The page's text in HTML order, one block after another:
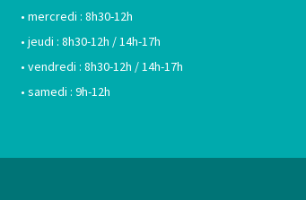
• mercredi : 8h30-12h
• jeudi : 8h30-12h / 14h-17h
• vendredi : 8h30-12h / 14h-17h
• samedi : 9h-12h